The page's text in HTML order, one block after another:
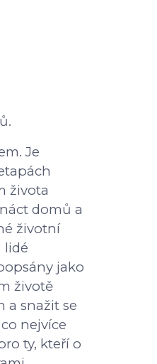
Je
života
domů a
životní
lidé
jako
životě
a snažit se
nejvíce
ty, kteří o